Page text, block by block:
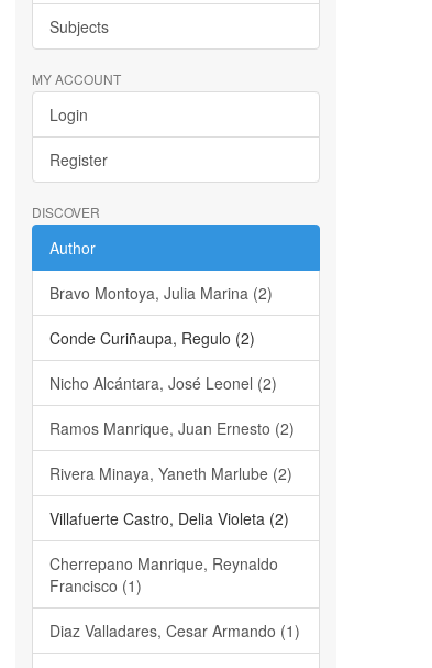
Subjects
MY ACCOUNT
Login
Register
DISCOVER
Author
Bravo Montoya, Julia Marina (2)
Conde Curiñaupa, Regulo (2)
Nicho Alcántara, José Leonel (2)
Ramos Manrique, Juan Ernesto (2)
Rivera Minaya, Yaneth Marlube (2)
Villafuerte Castro, Delia Violeta (2)
Cherrepano Manrique, Reynaldo
Francisco (1)
Diaz Valladares, Cesar Armando (1)